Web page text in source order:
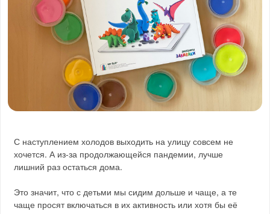
С наступлением холодов выходить на улицу совсем не
хочется. А из-за продолжающейся пандемии, лучше
лишний раз остаться дома.
Это значит, что с детьми мы сидим дольше и чаще, а те
чаще просят включаться в их активность или хотя бы её